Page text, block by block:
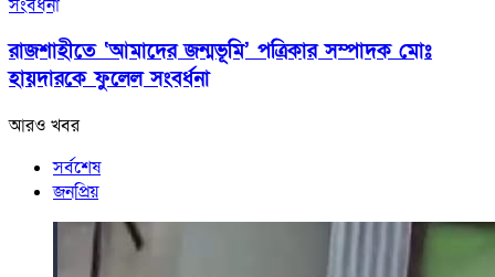
রাজশাহীতে ‘আমাদের জন্মভূমি’ পত্রিকার সম্পাদক মোঃ
হায়দারকে ফুলেল সংবর্ধনা
আরও খবর
সর্বশেষ
জনপ্রিয়